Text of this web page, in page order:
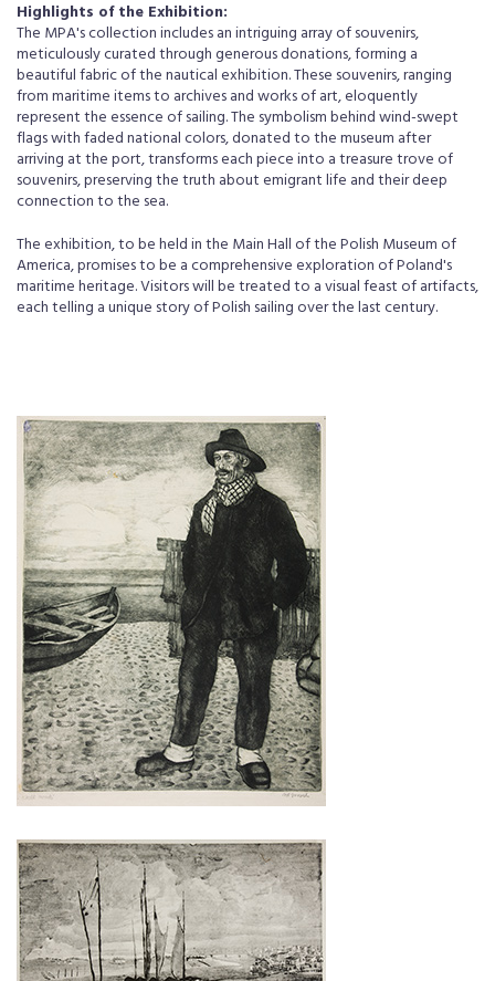
Highlights of the Exhibition:
The MPA's collection includes an intriguing array of souvenirs,
meticulously curated through generous donations, forming a
beautiful fabric of the nautical exhibition. These souvenirs, ranging
from maritime items to archives and works of art, eloquently
represent the essence of sailing. The symbolism behind wind-swept
flags with faded national colors, donated to the museum after
arriving at the port, transforms each piece into a treasure trove of
souvenirs, preserving the truth about emigrant life and their deep
connection to the sea.
The exhibition, to be held in the Main Hall of the Polish Museum of
America, promises to be a comprehensive exploration of Poland's
maritime heritage. Visitors will be treated to a visual feast of artifacts,
each telling a unique story of Polish sailing over the last century.